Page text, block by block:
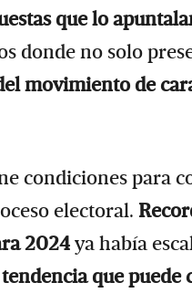
que lo
donde no solo
movimiento de
condiciones para
electoral.
2024ya había
que puede